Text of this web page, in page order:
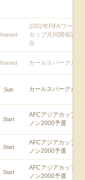
Named
2002年FIFAワールド
カップ共同開催記念
合
Named カールスバーグカッ
Sub カールスバーグカッ
Start
AFCアジアカップレ
ノン2000予選
Start
AFCアジアカップレ
ノン2000予選
Start
AFCアジアカップレ
ノン2000予選